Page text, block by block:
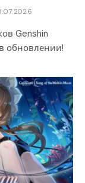
Genshin
обновлении!